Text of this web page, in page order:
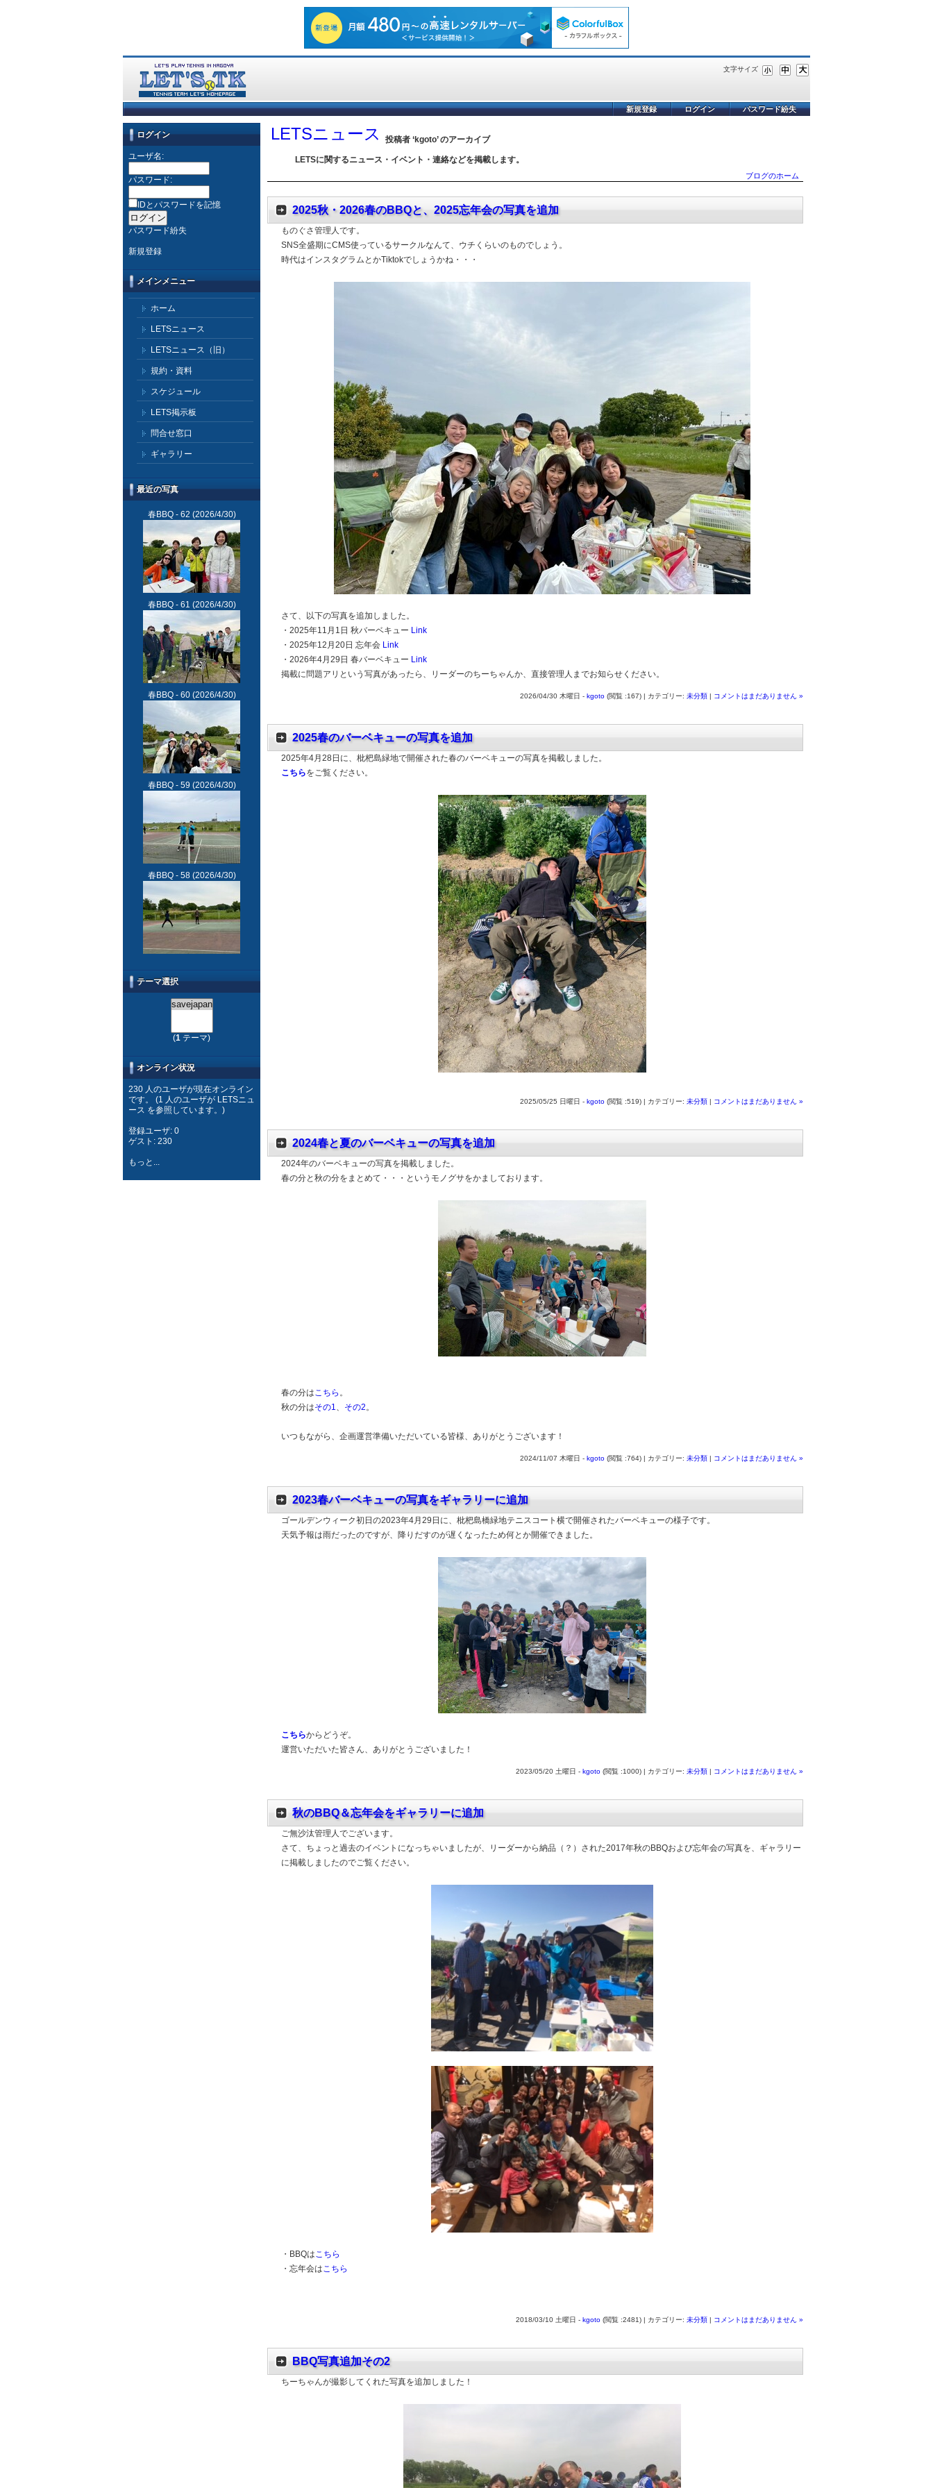
文字サイズ
パスワード紛失
ログイン
新規登録
ログイン
ユーザ名:
パスワード:
IDとパスワードを記憶
パスワード紛失
新規登録
メインメニュー
ホーム
LETSニュース
LETSニュース（旧）
規約・資料
スケジュール
LETS掲示板
問合せ窓口
ギャラリー
最近の写真
春BBQ - 62 (2026/4/30)
春BBQ - 61 (2026/4/30)
春BBQ - 60(2026/4/30)
春BBQ - 59 (2026/4/30)
春BBQ - 58(2026/4/30)
テーマ選択
(1 テーマ)
オンライン状況
230 人のユーザが現在オンライン
です。 (1 人のユーザが LETSニュ
ース を参照しています。)
登録ユーザ: 0
ゲスト: 230
もっと...
LETSニュース 投稿者 ‘kgoto’ のアーカイブ
LETSに関するニュース・イベント・連絡などを掲載します。
ブログのホーム
2025秋・2026春のBBQと、2025忘年会の写真を追加
ものぐさ管理人です。
SNS全盛期にCMS使っているサークルなんて、ウチくらいのものでしょう。
時代はインスタグラムとかTiktokでしょうかね・・・
さて、以下の写真を追加しました。
・2025年11月1日 秋バーベキュー Link
・2025年12月20日 忘年会 Link
・2026年4月29日 春バーベキュー Link
掲載に問題アリという写真があったら、リーダーのちーちゃんか、直接管理人までお知らせください。
2026/04/30 木曜日 - kgoto (閲覧 :167) | カテゴリー: 未分類 | コメントはまだありません »
2025春のバーベキューの写真を追加
2025年4月28日に、枇杷島緑地で開催された春のバーベキューの写真を掲載しました。
こちらをご覧ください。
2025/05/25 日曜日 - kgoto (閲覧 :519) | カテゴリー: 未分類 | コメントはまだありません »
2024春と夏のバーベキューの写真を追加
2024年のバーベキューの写真を掲載しました。
春の分と秋の分をまとめて・・・というモノグサをかましております。
春の分は こちら 。
秋の分はその1 その2 。
いつもながら、企画運営準備いただいている皆様、ありがとうございます！
2024/11/07 木曜日 - kgoto (閲覧 :764) | カテゴリー: 未分類 | コメントはまだありません »
2023春バーベキューの写真をギャラリーに追加
ゴールデンウィーク初日の2023年4月29日に、枇杷島橋緑地テニスコート横で開催されたバーベキューの様子です。
天気予報は雨だったのですが、降りだすのが遅くなったため何とか開催できました。
こちらからどうぞ。
運営いただいた皆さん、ありがとうございました！
2023/05/20 土曜日 - kgoto (閲覧 :1000) | カテゴリー: 未分類 | コメントはまだありません »
秋のBBQ＆忘年会をギャラリーに追加
ご無沙汰管理人でございます。
さて、ちょっと過去のイベントになっちゃいましたが、リーダーから納品（？）された2017年秋のBBQおよび忘年会の写真を、ギャラリー
に掲載しましたのでご覧ください。
・BBQは こちら
・忘年会は こちら
2018/03/10 土曜日 - kgoto (閲覧 :2481) | カテゴリー: 未分類 | コメントはまだありません »
BBQ写真追加その2
ちーちゃんが撮影してくれた写真を追加しました！